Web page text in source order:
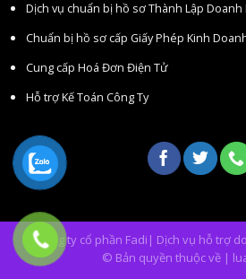
Dịch vụ chuẩn bị hồ sơ Thành Lập Doanh
Chuẩn bị hồ sơ cấp Giấy Phép Kinh
Cung cấp Hoá Đơn Điện Tử
Hỗ trợ Kế Toán Công Ty
Công ty cổ phần Fadi| Dịch vụ hỗ trợ
© Bản quyền thuộc về |